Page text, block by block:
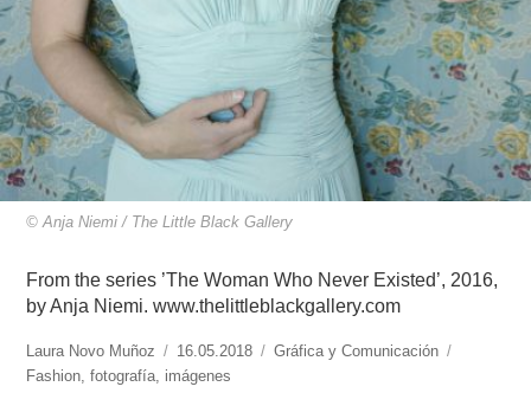
© Anja Niemi / The Little Black Gallery
From the series ’The Woman Who Never Existed’, 2016,
by Anja Niemi. www.thelittleblackgallery.com
https://www.experimenta.es/author/laura-
novo-
Laura Novo Muñoz
Publicado
el
16.05.2018 Categorías
Gráfica y Comunicación
Fashion,fotografía, imágenes